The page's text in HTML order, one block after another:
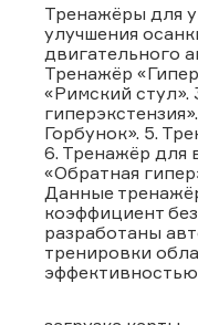
Тренажёры для
улучшения
двигательного
Тренажёр
«Римский стул».
Горбунок». 5.
6. Тренажёр для
«Обратная
Данные
коэффициент
разработаны
тренировки